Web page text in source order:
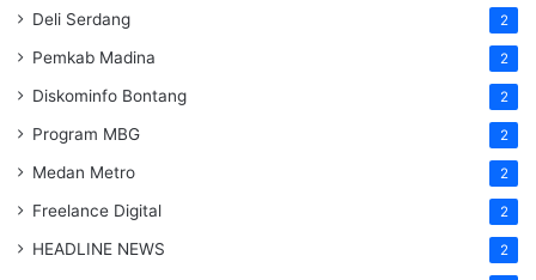
Deli Serdang 2
Pemkab Madina 2
Diskominfo Bontang 2
Program MBG 2
Medan Metro 2
Freelance Digital 2
HEADLINE NEWS 2